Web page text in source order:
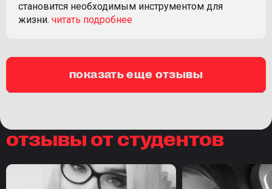
становится необходимым инструментом для
жизни.
показать еще отзывы
отзывы от студентов